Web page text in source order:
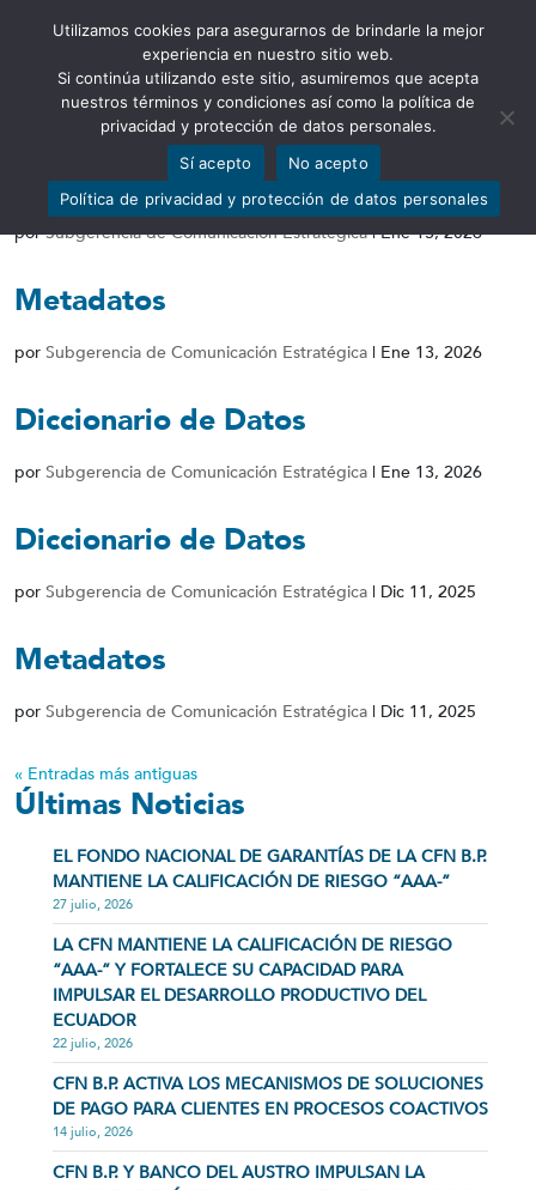
Abrir barra de herramientas
Conjunto de Datos
porSubgerencia de Comunicación Estratégica|Ene 13, 2026
Metadatos
por Subgerencia de Comunicación Estratégica | Ene 13, 2026
Diccionario de Datos
por Subgerencia de Comunicación Estratégica | Ene 13, 2026
Diccionario de Datos
por Subgerencia de Comunicación Estratégica | Dic 11, 2025
Metadatos
por Subgerencia de Comunicación Estratégica | Dic 11, 2025
« Entradas más antiguas
Últimas Noticias
EL FONDO NACIONAL DE GARANTÍAS DE LA CFN B.P.
MANTIENE LA CALIFICACIÓN DE RIESGO “AAA-”
27 julio, 2026
LA CFN MANTIENE LA CALIFICACIÓN DE RIESGO
“AAA-” Y FORTALECE SU CAPACIDAD PARA
IMPULSAR EL DESARROLLO PRODUCTIVO DEL
ECUADOR
22 julio, 2026
CFN B.P. ACTIVA LOS MECANISMOS DE SOLUCIONES
DE PAGO PARA CLIENTES EN PROCESOS COACTIVOS
14 julio, 2026
CFN B.P. Y BANCO DEL AUSTRO IMPULSAN LA
Utilizamos cookies para asegurarnos de brindarle la mejor
experiencia en nuestro sitio web.
Si continúa utilizando este sitio, asumiremos que acepta
nuestros términos y condiciones así como la política de
privacidad y protección de datos personales.
Sí acepto
No acepto
Política de privacidad y protección de datos personales